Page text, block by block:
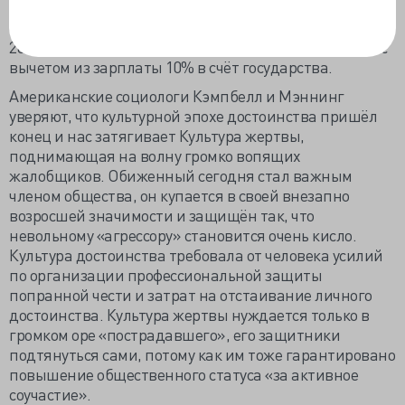
За распространение ложной информации по статье
207 УК РФ получила полгода исправительных работ с
вычетом из зарплаты 10% в счёт государства.
Американские социологи Кэмпбелл и Мэннинг
уверяют, что культурной эпохе достоинства пришёл
конец и нас затягивает Культура жертвы,
поднимающая на волну громко вопящих
жалобщиков. Обиженный сегодня стал важным
членом общества, он купается в своей внезапно
возросшей значимости и защищён так, что
невольному «агрессору» становится очень кисло.
Культура достоинства требовала от человека усилий
по организации профессиональной защиты
попранной чести и затрат на отстаивание личного
достоинства. Культура жертвы нуждается только в
громком оре «пострадавшего», его защитники
подтянуться сами, потому как им тоже гарантировано
повышение общественного статуса «за активное
соучастие».